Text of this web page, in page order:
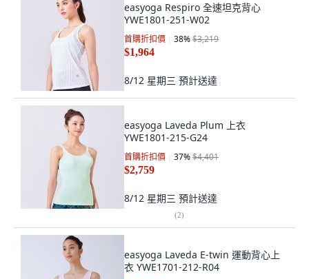
easyoga Respiro 全速坦克背心
YWE1801-251-W02
首購折扣價 38%$3,219
$1,964
8/12 星期三 預計送達
easyoga Laveda Plum 上衣
YWE1801-215-G24
首購折扣價 37%$4,401
$2,759
8/12 星期三 預計送達
(2)
easyoga Laveda E-twin 運動背心上
衣 YWE1701-212-R04